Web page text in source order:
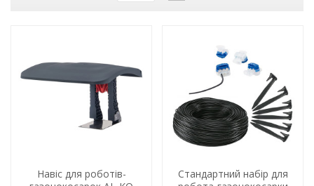
Навіс для роботів-
Стандартний набір для